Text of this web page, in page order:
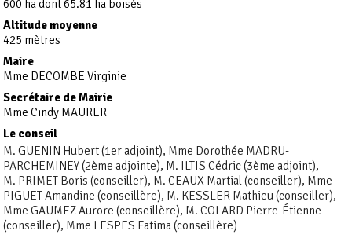
600 ha dont 65.81 ha boisés
Altitude moyenne
425 mètres
Maire
Mme DECOMBE Virginie
Secrétaire de Mairie
Mme Cindy MAURER
Le conseil
M. GUENIN Hubert (1er adjoint), Mme Dorothée MADRU-
PARCHEMINEY (2ème adjointe), M. ILTIS Cédric (3ème adjoint),
M. PRIMET Boris (conseiller), M. CEAUX Martial (conseiller), Mme
PIGUET Amandine (conseillère), M. KESSLER Mathieu (conseiller),
Mme GAUMEZ Aurore (conseillère), M. COLARD Pierre-Étienne
(conseiller), Mme LESPES Fatima (conseillère)